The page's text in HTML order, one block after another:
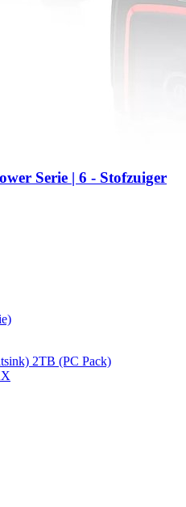
Serie | 6 - Stofzuiger
2TB (PC Pack)